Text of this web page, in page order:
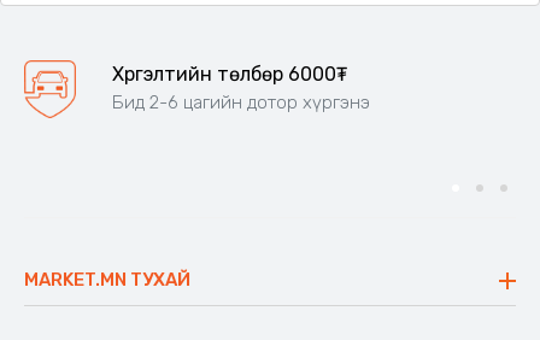
Хүргэлтийн төлбөр 6000₮
Бид 2-6 цагийн дотор хүргэнэ
MARKET.MN ТУХАЙ